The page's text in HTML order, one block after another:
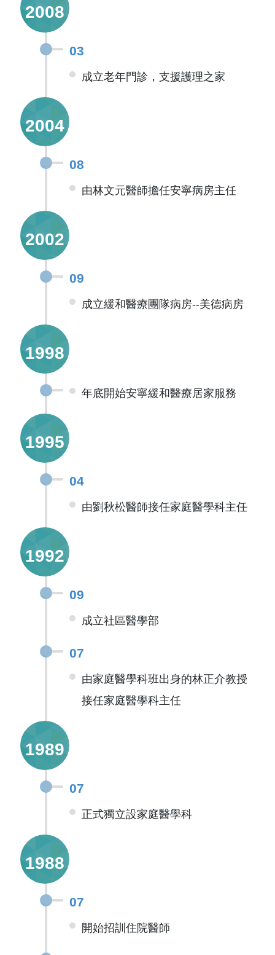
2008
03
成立老年門診，支援護理之家
2004
08
由林文元醫師擔任安寧病房主任
2002
09
成立緩和醫療團隊病房--美德病房
1998
年底開始安寧緩和醫療居家服務
1995
04
由劉秋松醫師接任家庭醫學科主任
1992
09
成立社區醫學部
07
由家庭醫學科班出身的林正介教授
接任家庭醫學科主任
1989
07
正式獨立設家庭醫學科
1988
07
開始招訓住院醫師